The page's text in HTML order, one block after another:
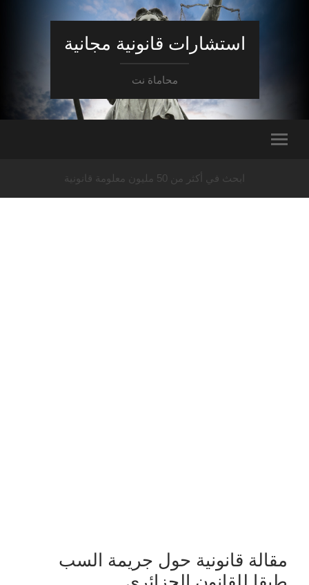
استشارات قانونية مجانية
محاماة نت
ابحث في أكثر من 50 مليون معلومة قانونية
مقالة قانونية حول جريمة السب